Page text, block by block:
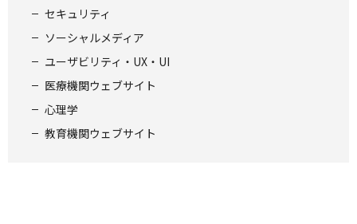
セキュリティ
ソーシャルメディア
ユーザビリティ・UX・UI
医療機関ウェブサイト
心理学
教育機関ウェブサイト